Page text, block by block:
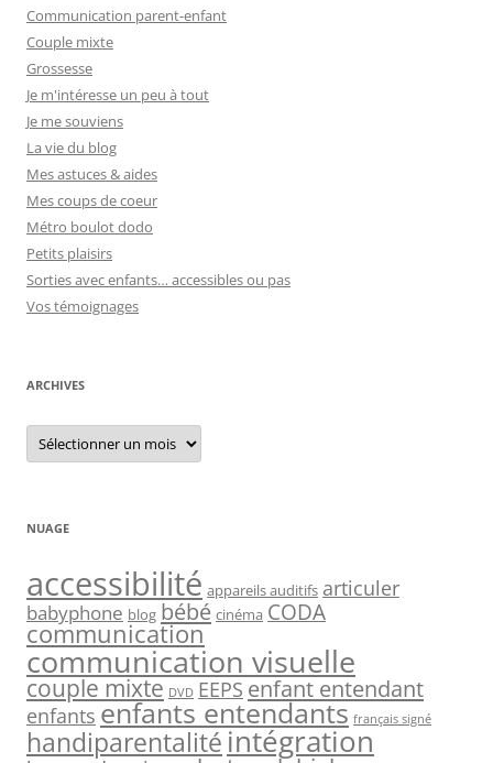
Communication parent-enfant
Couple mixte
Grossesse
Je m'intéresse un peu à tout
Je me souviens
La vie du blog
Mes astuces & aides
Mes coups de coeur
Métro boulot dodo
Petits plaisirs
Sorties avec enfants… accessibles ou pas
Vos témoignages
ARCHIVES
Archives
NUAGE
accessibilité appareils auditifs articuler
babyphone blog bébé cinéma CODA
communication
communication visuelle
couple mixte DVD EEPS enfant entendant
enfants enfants entendants français signé
handiparentalitéintégration